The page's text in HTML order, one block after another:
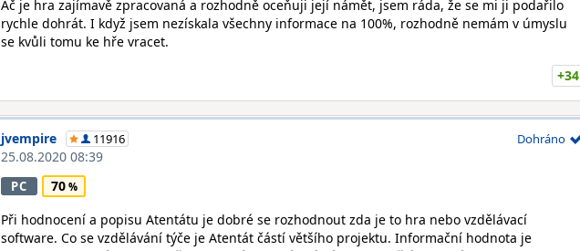
Ač je hra zajímavě zpracovaná a rozhodně oceňuji její námět, jsem ráda, že se mi ji podařilo
rychle dohrát. I když jsem nezískala všechny informace na 100%, rozhodně nemám v úmyslu
se kvůli tomu ke hře vracet.
+34
jvempire 11916
25.08.2020 08:39
Dohráno
PC
70
Při hodnocení a popisu Atentátu je dobré se rozhodnout zda je to hra nebo vzdělávací
software. Co se vzdělávání týče je Atentát částí většího projektu. Informační hodnota je